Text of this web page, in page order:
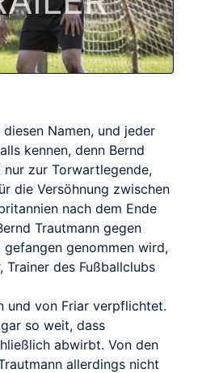
Namen, und jeder
kennen, denn Bernd
zur Torwartlegende,
die Versöhnung zwischen
nach dem Ende
Trautmann gegen
gefangen genommen wird,
des Fußballclubs
und von Friar verpflichtet.
so weit, dass
abwirbt. Von den
allerdings nicht